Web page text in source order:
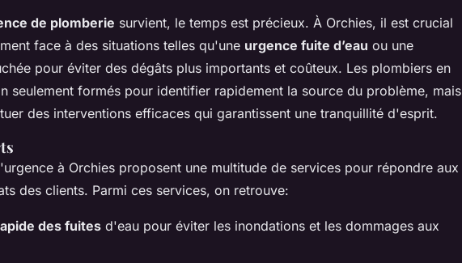
de plomberie survient, le temps est précieux. À Orchies, il est crucial
face à des situations telles qu'une urgence fuite d’eau ou une
pour éviter des dégâts plus importants et coûteux. Les plombiers en
seulement formés pour identifier rapidement la source du problème, mais
des interventions efficaces qui garantissent une tranquillité d'esprit.
à Orchies proposent une multitude de services pour répondre aux
des clients. Parmi ces services, on retrouve:
des fuites d'eau pour éviter les inondations et les dommages aux